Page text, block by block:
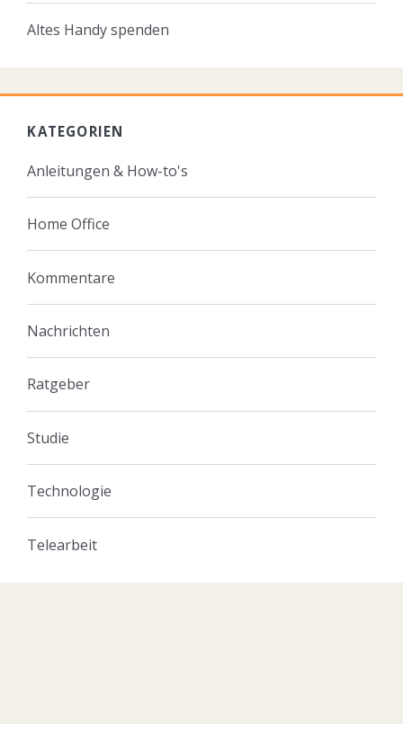
Altes Handy spenden
KATEGORIEN
Anleitungen & How-to's
Home Office
Kommentare
Nachrichten
Ratgeber
Studie
Technologie
Telearbeit